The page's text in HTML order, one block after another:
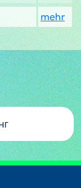
mehr